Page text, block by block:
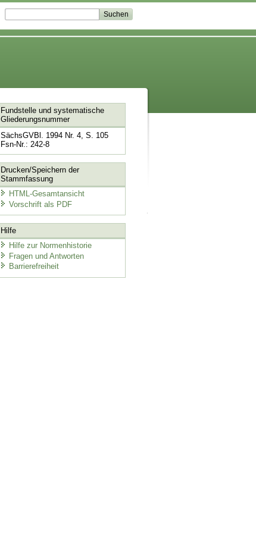
Fundstelle und systematische
Gliederungsnummer
SächsGVBl. 1994 Nr. 4, S. 105
Fsn-Nr.: 242-8
Drucken/Speichern der
Stammfassung
HTML-Gesamtansicht
Vorschrift als PDF
Hilfe
Hilfe zur Normenhistorie
Fragen und Antworten
Barrierefreiheit